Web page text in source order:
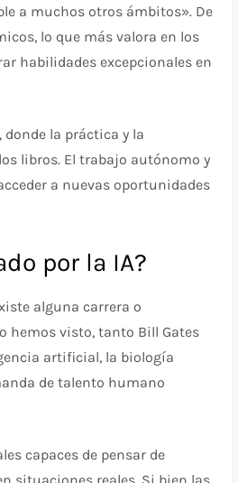
a muchos otros ámbitos». De
lo que más valora en los
habilidades excepcionales en
la práctica y la
libros. El trabajo autónomo y
a nuevas oportunidades
por la IA?
alguna carrera o
hemos visto, tanto Bill Gates
artificial, la biología
de talento humano
capaces de pensar de